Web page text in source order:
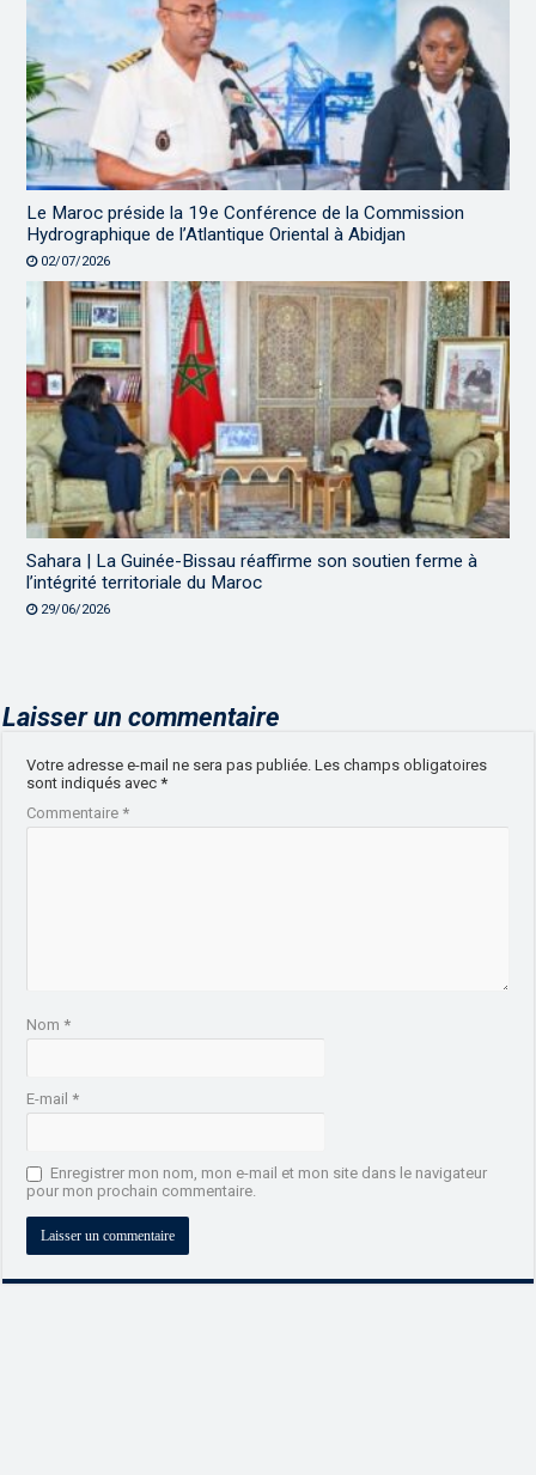
Le Maroc préside la 19e Conférence de la Commission
Hydrographique de l’Atlantique Oriental à Abidjan
02/07/2026
Sahara | La Guinée-Bissau réaffirme son soutien ferme à
l’intégrité territoriale du Maroc
29/06/2026
Laisser un commentaire
Votre adresse e-mail ne sera pas publiée. Les champs obligatoires
sont indiqués avec*
Commentaire*
Nom*
E-mail*
Enregistrer mon nom, mon e-mail et mon site dans le navigateur
pour mon prochain commentaire.